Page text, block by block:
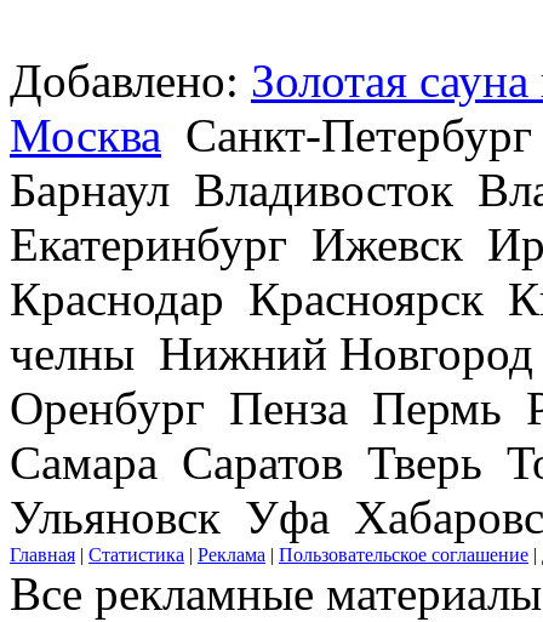
Добавлено: Золотая
Москва Санкт-Петербург
Барнаул Владивосток
Екатеринбург Ижевск
Краснодар Красноярск
челны Нижний Новгород
Оренбург Пенза Пермь
Самара Саратов Тверь
Ульяновск Уфа
Главная | Статистика | Реклама | Пользовательское соглашение |
Все рекламные